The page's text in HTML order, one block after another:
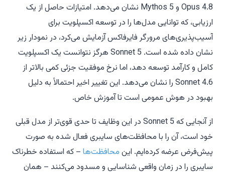
Opus 4.8 و Mythos 5 نشان می‌دهد. امتیازات حاصل از یک
ارزیابی، که توانایی مدل‌ها را در توسعه اکسپلویت برای
آسیب‌پذیری‌های مرورگر فایرفاکس آزمایش می‌کرد، در نمودار زیر
نشان داده شده است. Sonnet 5 هرگز نتوانست یک اکسپلویت
کامل و کارآمد توسعه دهد، اما نرخ موفقیت جزئیکمی بالاتر از
Sonnet 4.6 را نشان می‌دهد. این تغییر اخیر احتمالاً به دلیل
بهبود در هوش عمومی است تا آموزش خاص.
از آنجایی که Sonnet 5 در این وظایف تا حدی قوی‌تر از مدل قبلی
خود است، آن را با محافظت‌های سایبری فعال شده به صورت
پیش‌فرض عرضه کرده‌ایم. این محافظت‌ها – که استفاده خطرناک
سایبری را در زمان واقعی شناسایی و مسدود می‌کنند – همان